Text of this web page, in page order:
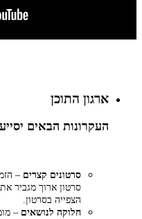
ארגון התוכן
העקרונות הבאים
סרטונים קצרים
סרטון ארוך מגביר
הצפייה בסרטון.
חלוקה לנושאים –